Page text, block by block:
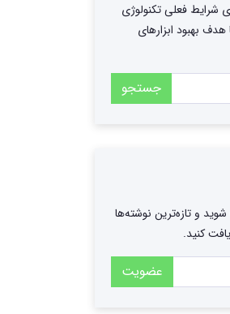
شرایط فعلی تکنولوژی
هدف بهبود ابزارهای
جستجو
و تازه‌ترین نوشته‌ها
کنید.
عضویت